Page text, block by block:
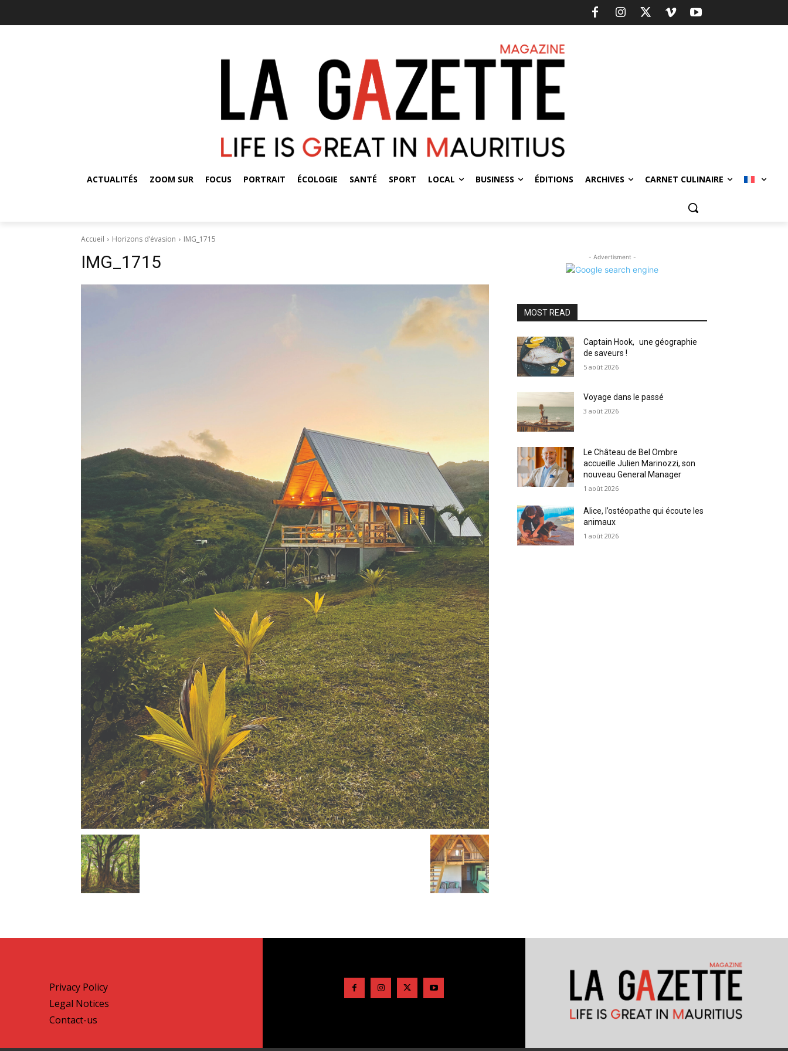
ACTUALITÉS ZOOM SUR FOCUS PORTRAIT ÉCOLOGIE SANTÉ SPORT LOCAL BUSINESS ÉDITIONS ARCHIVES CARNET CULINAIRE
Accueil Horizons d’évasion IMG_1715
IMG_1715 - Advertisment -
MOST READ
Captain Hook, une géographie
de saveurs !
5 août 2026
Voyage dans le passé
3 août 2026
Le Château de Bel Ombre
accueille Julien Marinozzi, son
nouveau General Manager
1 août 2026
Alice, l’ostéopathe qui écoute les
animaux
1 août 2026
Privacy Policy
Legal Notices
Contact-us